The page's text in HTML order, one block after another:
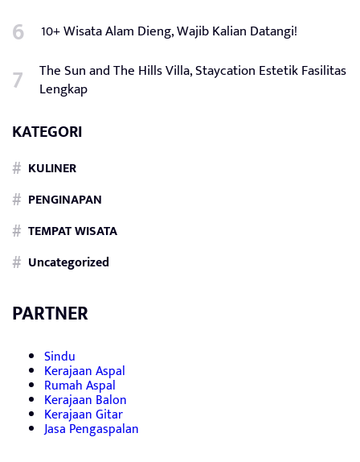
10+ Wisata Alam Dieng, Wajib Kalian Datangi!
The Sun and The Hills Villa, Staycation Estetik Fasilitas
Lengkap
KATEGORI
KULINER
PENGINAPAN
TEMPAT WISATA
Uncategorized
PARTNER
Sindu
Kerajaan Aspal
Rumah Aspal
Kerajaan Balon
Kerajaan Gitar
Jasa Pengaspalan